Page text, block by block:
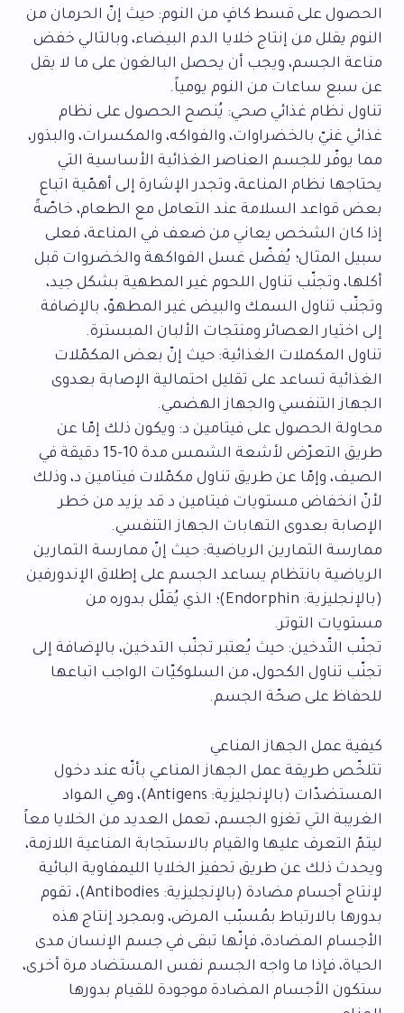
الحصول على قسط كافٍ من النوم: حيث إنّ الحرمان من
النوم يقلل من إنتاج خلايا الدم البيضاء، وبالتالي خفض
مناعة الجسم، ويجب أن يحصل البالغون على ما لا يقل
عن سبع ساعات من النوم يومياً.
تناول نظام غذائي صحي: يُنصح الحصول على نظام
غذائي غنيّ بالخضراوات، والفواكه، والمكسرات، والبذور،
مما يوفّر للجسم العناصر الغذائية الأساسية التي
يحتاجها نظام المناعة، وتجدر الإشارة إلى أهمّية اتباع
بعض قواعد السلامة عند التعامل مع الطعام، خاصّةً
إذا كان الشخص يعاني من ضعف في المناعة، فعلى
سبيل المثال؛ يُفضّل غسل الفواكهة والخضروات قبل
أكلها، وتجنّب تناول اللحوم غير المطهية بشكل جيد،
وتجنّب تناول السمك والبيض غير المطهوّ، بالإضافة
إلى اختيار العصائر ومنتجات الألبان المبسترة.
تناول المكملات الغذائية: حيث إنّ بعض المكمّلات
الغذائية تساعد على تقليل احتمالية الإصابة بعدوى
الجهاز التنفسي والجهاز الهضمي.
محاولة الحصول على فيتامين د: ويكون ذلك إمّا عن
طريق التعرّض لأشعة الشمس مدة 10-15 دقيقة في
الصيف، وإمّا عن طريق تناول مكمّلات فيتامين د، وذلك
لأنّ انخفاض مستويات فيتامين د قد يزيد من خطر
الإصابة بعدوى التهابات الجهاز التنفسي.
ممارسة التمارين الرياضية: حيث إنّ ممارسة التمارين
الرياضية بانتظام يساعد الجسم على إطلاق الإندورفين
(بالإنجليزية: Endorphin)؛ الذي يُقلّل بدوره من
مستويات التوتر.
تجنّب التّدخين: حيث يُعتبر تجنّب التدخين، بالإضافة إلى
تجنّب تناول الكحول، من السلوكيّات الواجب اتباعها
للحفاظ على صحّة الجسم.
كيفية عمل الجهاز المناعي
تتلخّص طريقة عمل الجهاز المناعي بأنّه عند دخول
المستضدّات (بالإنجليزية: Antigens)، وهي المواد
الغريبة التي تغزو الجسم، تعمل العديد من الخلايا معاً
ليتمّ التعرف عليها والقيام بالاستجابة المناعية اللازمة،
ويحدث ذلك عن طريق تحفيز الخلايا الليمفاوية البائية
لإنتاج أجسام مضادة (بالإنجليزية: Antibodies)، تقوم
بدورها بالارتباط بمُسبّب المرض، وبمجرد إنتاج هذه
الأجسام المضادة، فإنّها تبقى في جسم الإنسان مدى
الحياة، فإذا ما واجه الجسم نفس المستضاد مرة أخرى،
ستكون الأجسام المضادة موجودة للقيام بدورها